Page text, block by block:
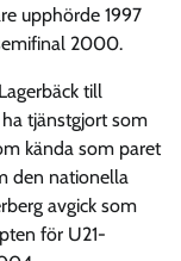
upphörde 1997
2000.
till
tjänstgjort som
kända som paret
den nationella
avgick som
för U21-